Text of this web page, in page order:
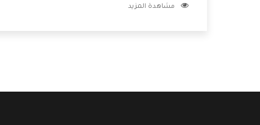
بالخدمات التى تنفرد الشركة بها والتى تكون منها خدمة
مشاهدة المزيد